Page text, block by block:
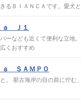
るＢＩＡＮＣＡです。愛犬
ａ Ｊ１
ーなども近くて便利な立地
くおすすめ
ａ ＳＡＭＰＯ
。 那古海岸の目の前に佇む